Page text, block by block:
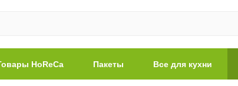
HoReCa Пакеты Все для кухни